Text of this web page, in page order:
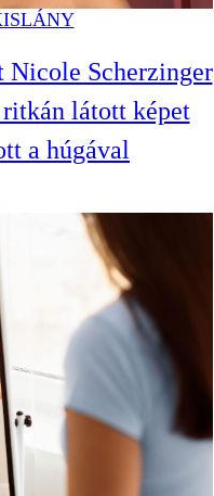
Scherzinger
látott képet
a húgával